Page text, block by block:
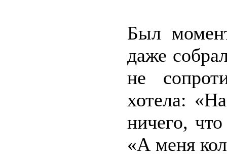
Был
даже
не
хотела:
ничего,
«А меня